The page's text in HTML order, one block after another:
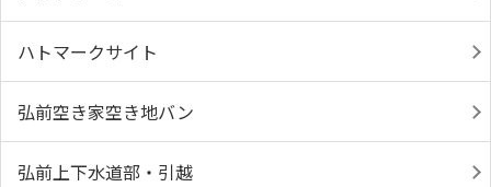
ハトマークサイト
弘前空き家空き地バン
弘前上下水道部・引越